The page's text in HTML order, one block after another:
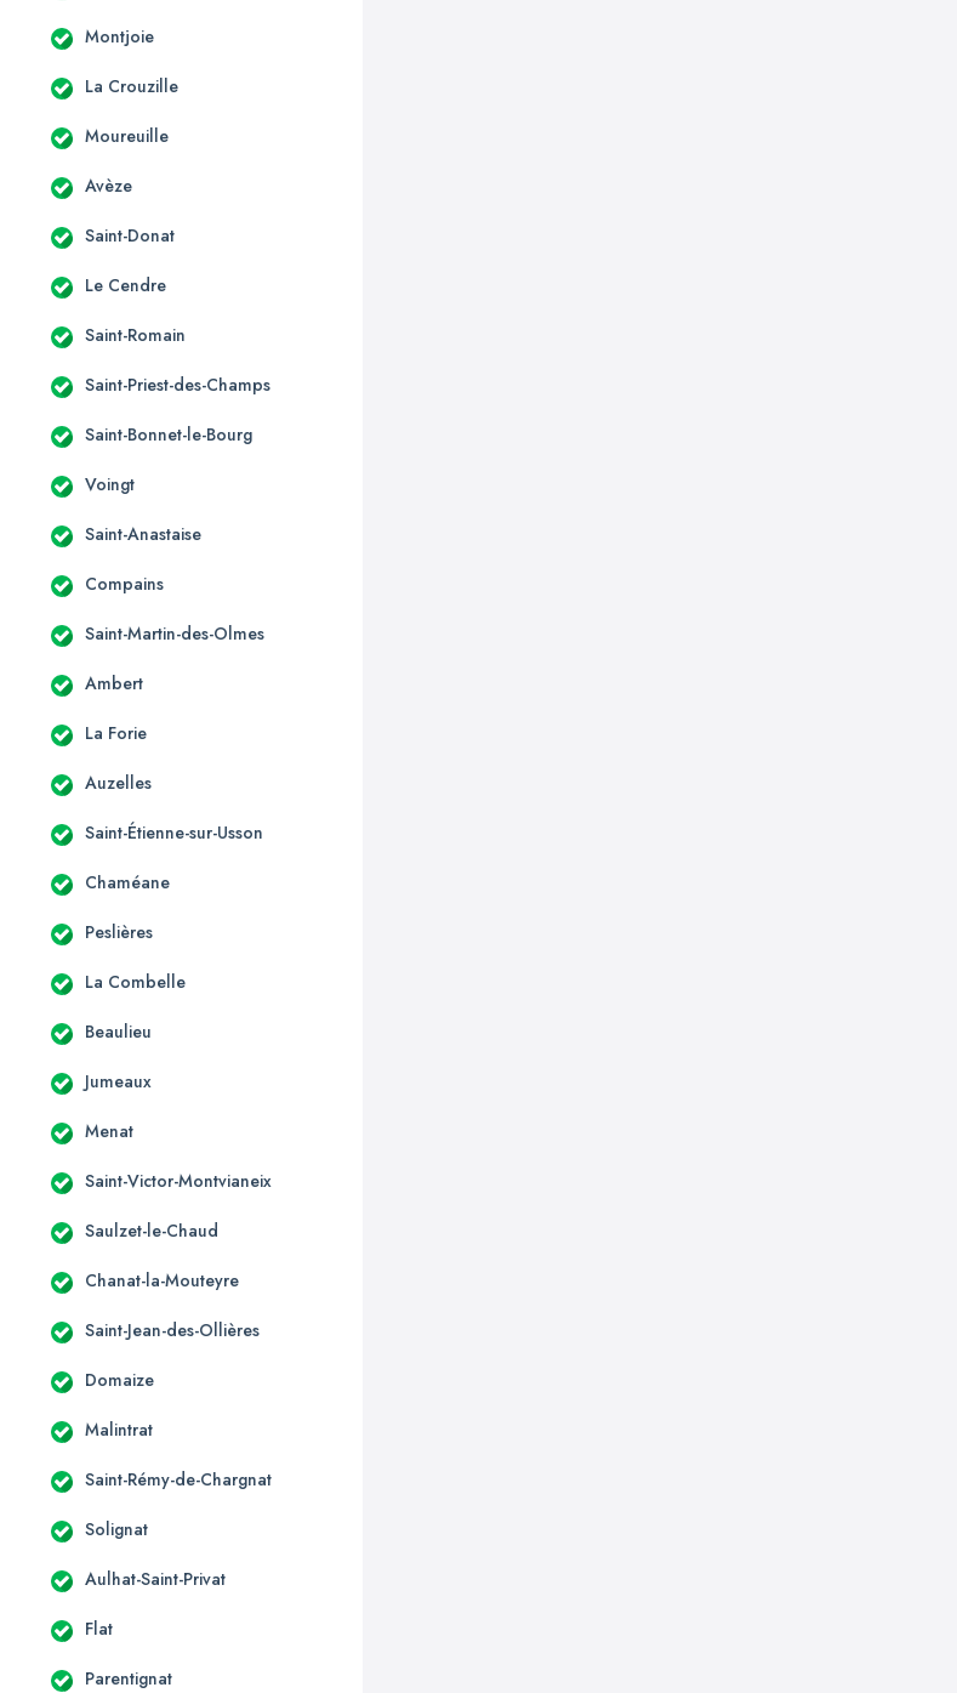
Montjoie
La Crouzille
Moureuille
Avèze
Saint-Donat
Le Cendre
Saint-Romain
Saint-Priest-des-Champs
Saint-Bonnet-le-Bourg
Voingt
Saint-Anastaise
Compains
Saint-Martin-des-Olmes
Ambert
La Forie
Auzelles
Saint-Étienne-sur-Usson
Chaméane
Peslières
La Combelle
Beaulieu
Jumeaux
Menat
Saint-Victor-Montvianeix
Saulzet-le-Chaud
Chanat-la-Mouteyre
Saint-Jean-des-Ollières
Domaize
Malintrat
Saint-Rémy-de-Chargnat
Solignat
Aulhat-Saint-Privat
Flat
Parentignat